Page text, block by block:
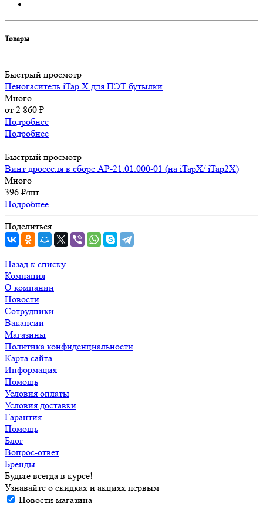
Товары
Быстрый просмотр
Пеногаситель iTap X для ПЭТ бутылки
Много
от 2 860 ₽
Подробнее
Подробнее
Быстрый просмотр
Винт дросселя в сборе АР-21.01.000-01 (на iTapX/ iTap2X)
Много
396 ₽/шт
Подробнее
Поделиться
Назад к списку
Компания
О компании
Новости
Сотрудники
Вакансии
Магазины
Политика конфиденциальности
Карта сайта
Информация
Помощь
Условия оплаты
Условия доставки
Гарантия
Помощь
Блог
Вопрос-ответ
Бренды
Будьте всегда в курсе!
Узнавайте о скидках и акциях первым
Новости магазина